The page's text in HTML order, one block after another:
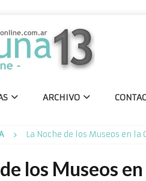
ARCHIVO
La Noche de los Museos en la
los Museos